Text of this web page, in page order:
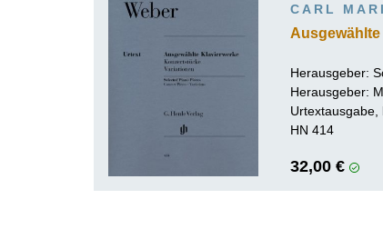
CARL
Herausgeber:
Herausgeber:
Urtextausgabe,
HN 414
32,00 €